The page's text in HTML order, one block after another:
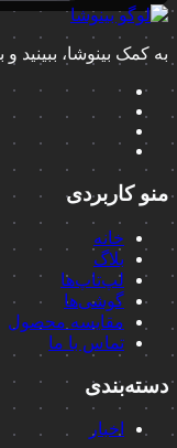
به کمک بینوشا، ببینید و
منو کاربردی
خانه
بلاگ
لپ‌تاپ‌ها
گوشی‌ها
مقایسه محصول
تماس با ما
دسته‌بندی
اخبار